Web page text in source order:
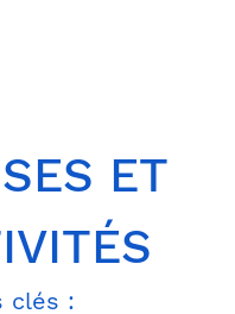
ET
clés :